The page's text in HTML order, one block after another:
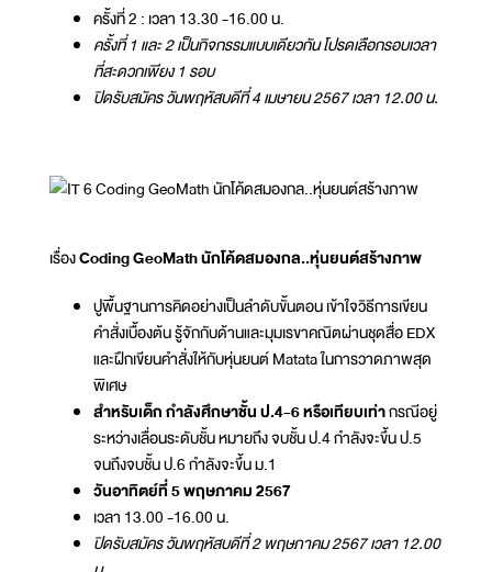
ครั้งที่ 2 : เวลา 13.30 -16.00 น.
ครั้งที่ 1 และ 2 เป็นกิจกรรมแบบเดียวกัน โปรดเลือกรอบเวลา
ที่สะดวกเพียง 1 รอบ
ปิดรับสมัคร วันพฤหัสบดีที่ 4 เมษายน 2567 เวลา 12.00 น.
เรื่องCoding GeoMath นักโค้ดสมองกล..หุ่นยนต์สร้างภาพ
ปูพื้นฐานการคิดอย่างเป็นลำดับขั้นตอน เข้าใจวิธีการเขียน
คำสั่งเบื้องต้น รู้จักกับด้านและมุมเรขาคณิตผ่านชุดสื่อ EDX
และฝึกเขียนคำสั่งให้กับหุ่นยนต์ Matata ในการวาดภาพสุด
พิเศษ
สำหรับเด็ก กำลังศึกษาชั้น ป.4-6 หรือเทียบเท่ากรณีอยู่
ระหว่างเลื่อนระดับชั้น หมายถึง จบชั้น ป.4 กำลังจะขึ้น ป.5
จนถึงจบชั้น ป.6 กำลังจะขึ้น ม.1
วันอาทิตย์ที่ 5 พฤษภาคม 2567
เวลา 13.00 -16.00 น.
ปิดรับสมัคร วันพฤหัสบดีที่ 2 พฤษภาคม 2567 เวลา 12.00